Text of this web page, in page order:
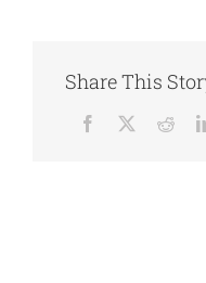
Share This
Facebook